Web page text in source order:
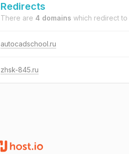
Redirects
There are 4 domains which redirect to
autocadschool.ru
zhsk-845.ru